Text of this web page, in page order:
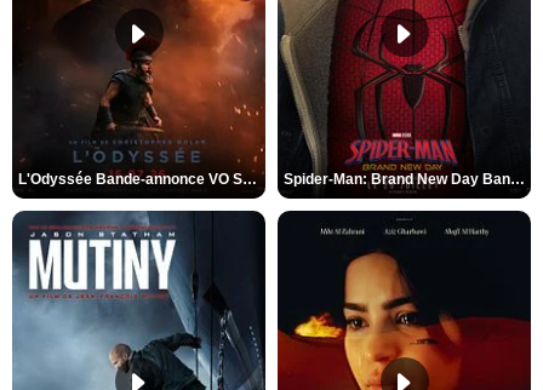
L'Odyssée Bande-annonce VO STFR Spider-Man: Brand New Day Bande-annonce VO STFR